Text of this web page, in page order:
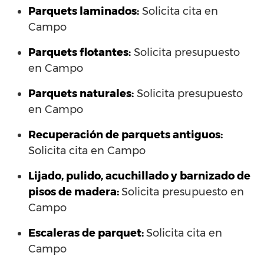
Parquets laminados: Solicita cita en
Campo
Parquets flotantes: Solicita presupuesto
en Campo
Parquets naturales: Solicita presupuesto
en Campo
Recuperación de parquets antiguos:
Solicita cita en Campo
Lijado, pulido, acuchillado y barnizado de
pisos de madera:Solicita presupuesto en
Campo
Escaleras de parquet:Solicita cita en
Campo